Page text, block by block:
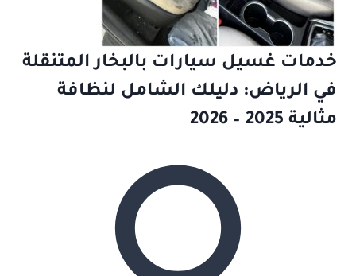
خدمات غسيل سيارات بالبخار المتنقلة
في الرياض: دليلك الشامل لنظافة
مثالية 2025 – 2026